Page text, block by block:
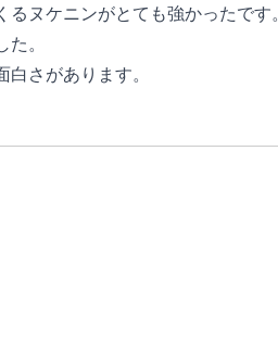
ヌケニンがとても強かったです。
。
さがあります。